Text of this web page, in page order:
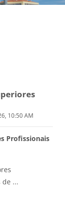
10:50 AM
Profissionais
de ...